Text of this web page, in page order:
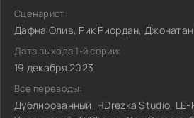
Сценарист:
Дафна Олив, Рик Риордан,
Дата выхода 1-й серии:
19 декабря 2023
Все переводы:
Дублированный, HDrezka Studio,